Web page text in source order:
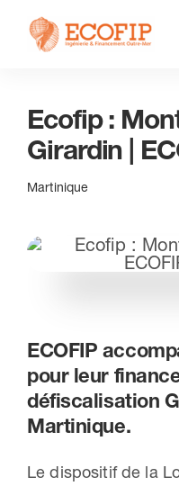
Skip
Qui
Nos
Ecofip :
Girardin |
Martinique
ECOFIP
pour leur
défiscalisation
Martinique.
Le dispositif de la